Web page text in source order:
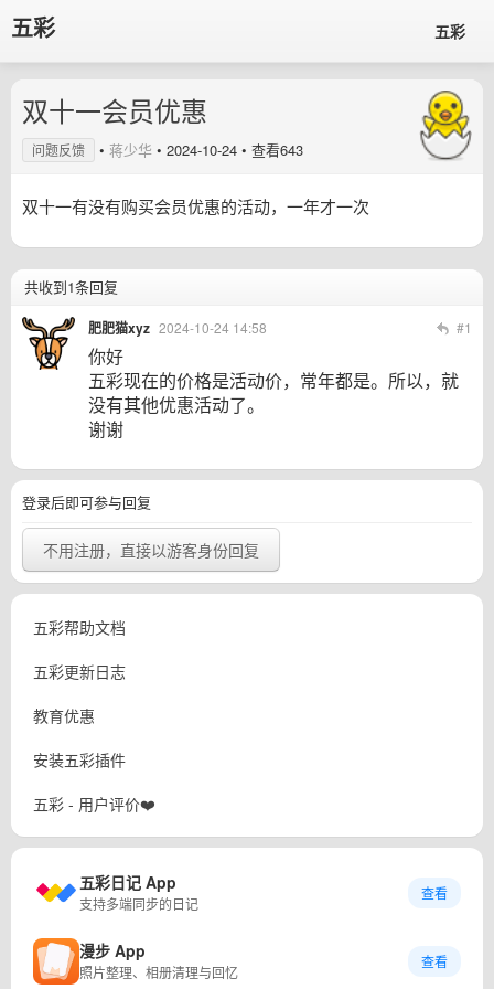
五彩 五彩
双十一会员优惠
问题反馈 • 蒋少华 • 2024-10-24 • 查看643
双十一有没有购买会员优惠的活动，一年才一次
共收到1条回复
肥肥猫xyz 2024-10-24 14:58 #1
你好
五彩现在的价格是活动价，常年都是。所以，就
没有其他优惠活动了。
谢谢
登录后即可参与回复
不用注册，直接以游客身份回复
五彩帮助文档
五彩更新日志
教育优惠
安装五彩插件
五彩 - 用户评价❤️
五彩日记 App
支持多端同步的日记
查看
漫步 App
照片整理、相册清理与回忆
查看